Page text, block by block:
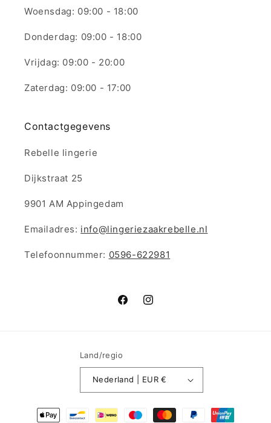
Woensdag: 09:00 - 18:00
Donderdag: 09:00 - 18:00
Vrijdag: 09:00 - 20:00
Zaterdag: 09:00 - 17:00
Contactgegevens
Rebelle lingerie
Dijkstraat 25
9901 AM Appingedam
Emailadres: info@lingeriezaakrebelle.nl
Telefoonnummer: 0596-622981
FacebookInstagram
Land/regio
Nederland | EUR €
Betaalmethoden